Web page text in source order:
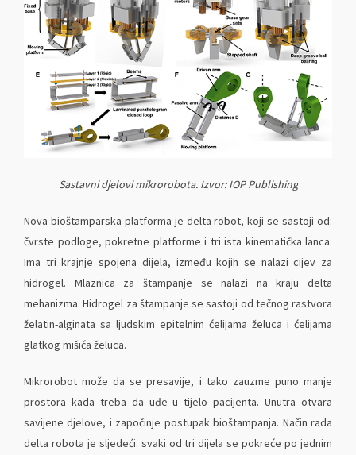
Sastavni djelovi mikrorobota. Izvor: IOP Publishing
Nova bioštamparska platforma je delta robot, koji se sastoji od:
čvrste podloge, pokretne platforme i tri ista kinematička lanca.
Ima tri krajnje spojena dijela, između kojih se nalazi cijev za
hidrogel. Mlaznica za štampanje se nalazi na kraju delta
mehanizma. Hidrogel za štampanje se sastoji od tečnog rastvora
želatin-alginata sa ljudskim epitelnim ćelijama želuca i ćelijama
glatkog mišića želuca.
Mikrorobot može da se presavije, i tako zauzme puno manje
prostora kada treba da uđe u tijelo pacijenta. Unutra otvara
savijene djelove, i započinje postupak bioštampanja. Način rada
delta robota je sljedeći: svaki od tri dijela se pokreće po jednim